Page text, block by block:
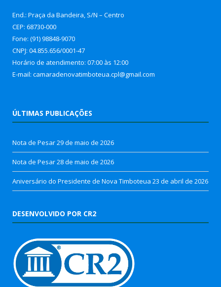
End.: Praça da Bandeira, S/N – Centro
CEP: 68730-000
Fone: (91) 98848-9070
CNPJ: 04.855.656/0001-47
Horário de atendimento: 07:00 às 12:00
E-mail: camaradenovatimboteua.cpl@gmail.com
ÚLTIMAS PUBLICAÇÕES
Nota de Pesar29 de maio de 2026
Nota de Pesar28 de maio de 2026
Aniversário do Presidente de Nova Timboteua 23 de abril de 2026
DESENVOLVIDO POR CR2